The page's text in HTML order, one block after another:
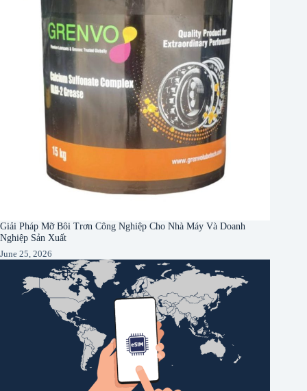
Giải Pháp Mỡ Bôi Trơn Công Nghiệp Cho Nhà Máy Và Doanh
Nghiệp Sản Xuất
June 25, 2026